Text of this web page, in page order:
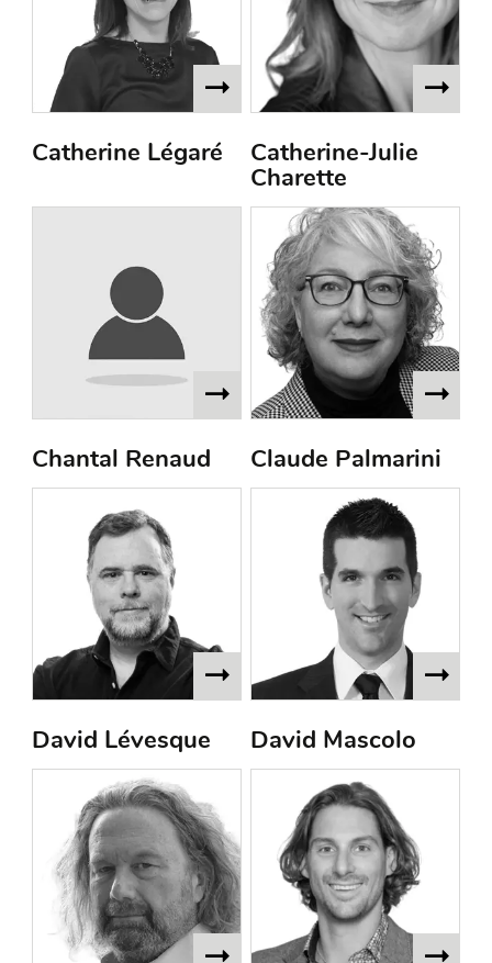
Catherine Légaré Catherine-Julie
Charette
Chantal Renaud Claude Palmarini
David Lévesque David Mascolo